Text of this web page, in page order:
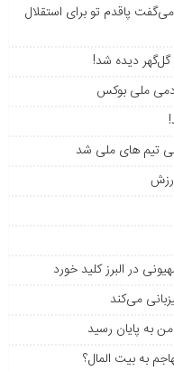
پاقدم تو برای استقلال
دیده شد!
ملی بوکس
در البرز کلید خورد
می‌کند
به پایان رسید
به بیت المال؟